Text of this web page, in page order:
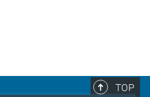
TOP